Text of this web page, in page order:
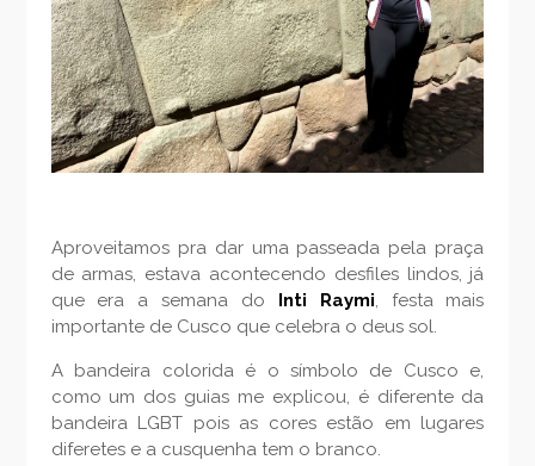
Aproveitamos pra dar uma passeada pela praça
de armas, estava acontecendo desfiles lindos, já
que era a semana do
Inti Raymi, festa mais
importante de Cusco que celebra o deus sol.
A bandeira colorida é o símbolo de Cusco e,
como um dos guias me explicou, é diferente da
bandeira LGBT pois as cores estão em lugares
diferetes e a cusquenha tem o branco.